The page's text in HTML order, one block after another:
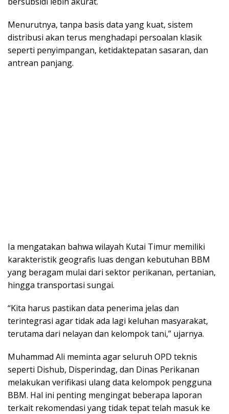
Menurutnya, tanpa basis data yang kuat, sistem
distribusi akan terus menghadapi persoalan klasik
seperti penyimpangan, ketidaktepatan sasaran, dan
antrean panjang.
Ia mengatakan bahwa wilayah Kutai Timur memiliki
karakteristik geografis luas dengan kebutuhan BBM
yang beragam mulai dari sektor perikanan, pertanian,
hingga transportasi sungai.
“Kita harus pastikan data penerima jelas dan
terintegrasi agar tidak ada lagi keluhan masyarakat,
terutama dari nelayan dan kelompok tani,” ujarnya.
Muhammad Ali meminta agar seluruh OPD teknis
seperti Dishub, Disperindag, dan Dinas Perikanan
melakukan verifikasi ulang data kelompok pengguna
BBM. Hal ini penting mengingat beberapa laporan
terkait rekomendasi yang tidak tepat telah masuk ke